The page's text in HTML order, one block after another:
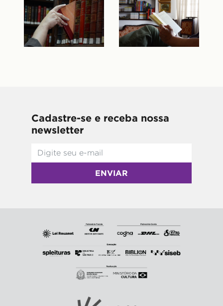
Cadastre-se e receba nossa
newsletter
ENVIAR